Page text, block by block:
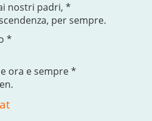
nostri padri, *
per sempre.
*
ora e sempre *